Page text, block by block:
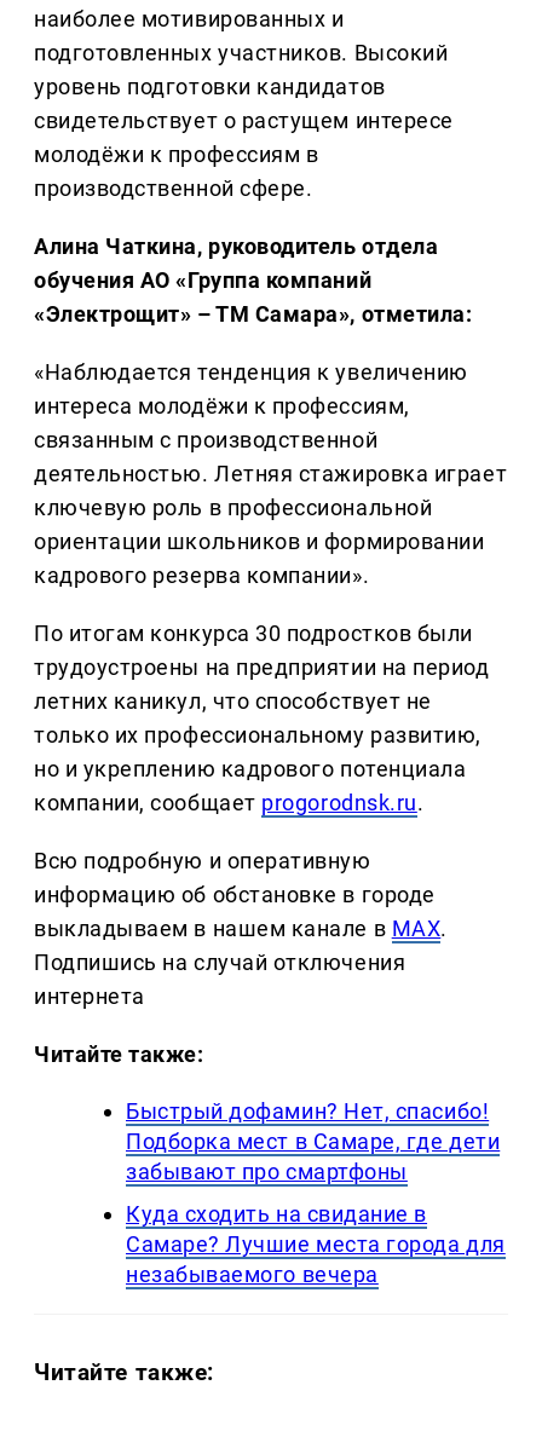
наиболее мотивированных и
подготовленных участников. Высокий
уровень подготовки кандидатов
свидетельствует о растущем интересе
молодёжи к профессиям в
производственной сфере.
Алина Чаткина, руководитель отдела
обучения АО «Группа компаний
«Электрощит» – ТМ Самара», отметила:
«Наблюдается тенденция к увеличению
интереса молодёжи к профессиям,
связанным с производственной
деятельностью. Летняя стажировка играет
ключевую роль в профессиональной
ориентации школьников и формировании
кадрового резерва компании».
По итогам конкурса 30 подростков были
трудоустроены на предприятии на период
летних каникул, что способствует не
только их профессиональному развитию,
но и укреплению кадрового потенциала
компании, сообщает progorodnsk.ru.
Всю подробную и оперативную
информацию об обстановке в городе
выкладываем в нашем канале в MAX.
Подпишись на случай отключения
интернета
Читайте также:
Быстрый дофамин? Нет, спасибо!
Подборка мест в Самаре, где дети
забывают про смартфоны
Куда сходить на свидание в
Самаре? Лучшие места города для
незабываемого вечера
Читайте также: